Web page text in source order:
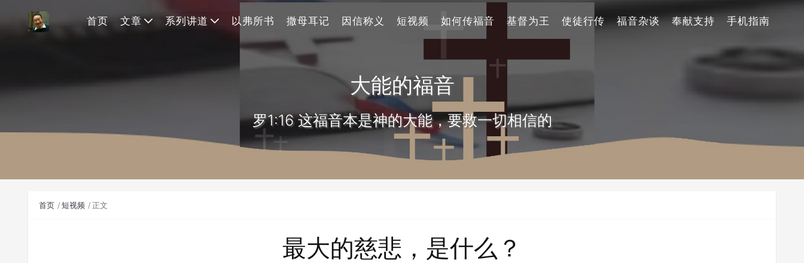
首页 文章 系列讲道 以弗所书 撒母耳记 因信称义 短视频 如何传福音 基督为王 使徒行传 福音杂谈 奉献支持 手机指南
大能的福音
罗1:16 这福音本是神的大能，要救一切相信的
首页 短视频 正文
最大的慈悲，是什么？